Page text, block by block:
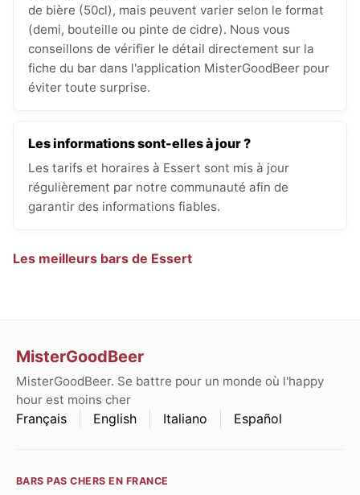
de bière (50cl), mais peuvent varier selon le format
(demi, bouteille ou pinte de cidre). Nous vous
conseillons de vérifier le détail directement sur la
fiche du bar dans l'application MisterGoodBeer pour
éviter toute surprise.
Les informations sont-elles à jour ?
Les tarifs et horaires à Essert sont mis à jour
régulièrement par notre communauté afin de
garantir des informations fiables.
Les meilleurs bars de Essert
MisterGoodBeer
MisterGoodBeer. Se battre pour un monde où l'happy
hour est moins cher
Français English Italiano Español
BARS PAS CHERS EN FRANCE